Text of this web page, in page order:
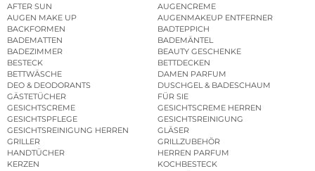
AFTER SUN
AUGENCREME
AUGEN MAKE UP
AUGENMAKEUP ENTFERNER
BACKFORMEN
BADTEPPICH
BADEMATTEN
BADEMÄNTEL
BADEZIMMER
BEAUTY GESCHENKE
BESTECK
BETTDECKEN
BETTWÄSCHE
DAMEN PARFUM
DEO & DEODORANTS
DUSCHGEL & BADESCHAUM
GÄSTETÜCHER
FÜR SIE
GESICHTSCREME
GESICHTSCREME HERREN
GESICHTSPFLEGE
GESICHTSREINIGUNG
GESICHTSREINIGUNG HERREN
GLÄSER
GRILLER
GRILLZUBEHÖR
HANDTÜCHER
HERREN PARFUM
KERZEN
KOCHBESTECK